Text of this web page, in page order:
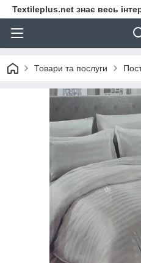
Textileplus.net знає весь
Товари та послуги